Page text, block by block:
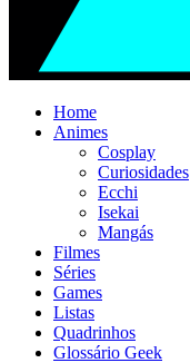
Home
Animes
Cosplay
Curiosidades
Ecchi
Isekai
Mangás
Filmes
Séries
Games
Listas
Quadrinhos
Glossário Geek